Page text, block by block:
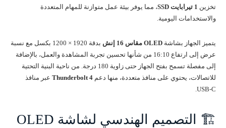
تخزين 1 تيرابايت SSD
، مما يوفر بيئة عمل متوازنة للمهام المتعددة
والاستخدامات اليومية.
يتميز الجهاز بشاشة OLED مقاس 16 إنش
بدقة 1920 × 1200 بكسل مع نسبة
عرض إلى ارتفاع 16:10 من شأنها تحسين تجربة المشاهدة والعمل، بالإضافة
إلى مفصلة تسمح بفتح الجهاز حتى زاوية 180 درجة. من ناحية البنية التحتية
للاتصالات، يحتوي على منافذ متعددة، منها دعم Thunderbolt 4 عبر منافذ
USB-C.
🏗️ التصميم الهندسي لشاشة OLED